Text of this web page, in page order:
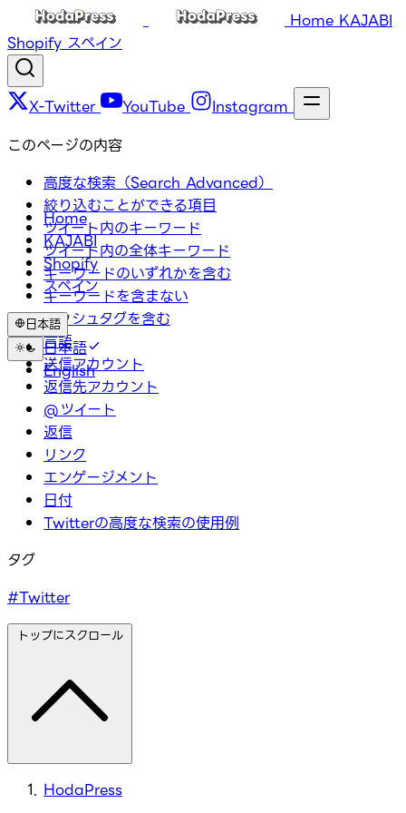
Home KAJABI
Shopify スペイン
X-Twitter YouTube Instagram
Home
KAJABI
Shopify
スペイン
日本語
日本語
English
このページの内容
高度な検索（Search Advanced）
絞り込むことができる項目
ツイート内のキーワード
ツイート内の全体キーワード
キーワードのいずれかを含む
キーワードを含まない
ハッシュタグを含む
言語
送信アカウント
返信先アカウント
@ツイート
返信
リンク
エンゲージメント
日付
Twitterの高度な検索の使用例
タグ
#Twitter
トップにスクロール
HodaPress